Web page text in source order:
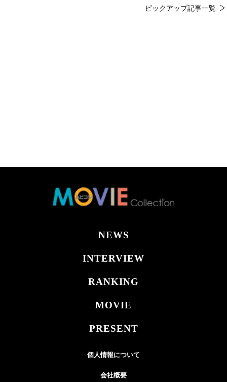
ピックアップ記事一覧
NEWS
INTERVIEW
RANKING
MOVIE
PRESENT
個人情報について
会社概要